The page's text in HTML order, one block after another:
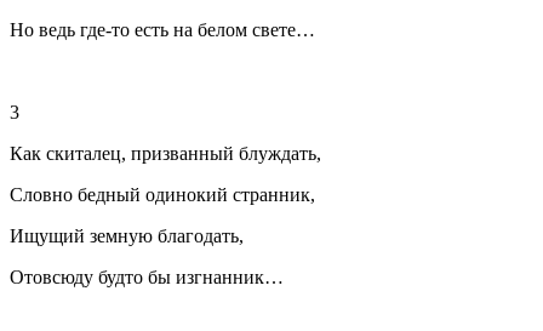
Но ведь где-то есть на белом свете…
3
Как скиталец, призванный блуждать,
Словно бедный одинокий странник,
Ищущий земную благодать,
Отовсюду будто бы изгнанник…